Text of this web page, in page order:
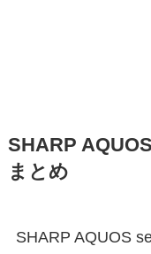
SHARP
まとめ
SHARP AQUOS